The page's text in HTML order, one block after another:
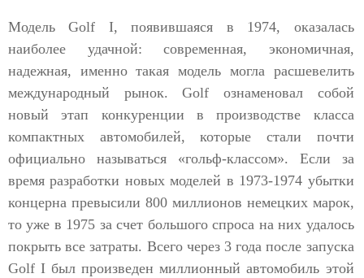
Модель Golf I, появившаяся в 1974, оказалась
наиболее удачной: современная, экономичная,
надежная, именно такая модель могла расшевелить
международный рынок. Golf ознаменовал собой
новый этап конкуренции в производстве класса
компактных автомобилей, которые стали почти
официально называться «гольф-классом». Если за
время разработки новых моделей в 1973-1974 убытки
концерна превысили 800 миллионов немецких марок,
то уже в 1975 за счет большого спроса на них удалось
покрыть все затраты. Всего через 3 года после запуска
Golf I был произведен миллионный автомобиль этой